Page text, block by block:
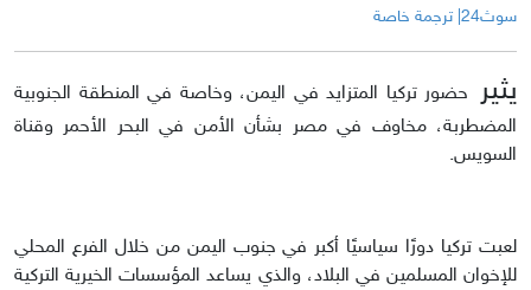
سوث24| ترجمة خاصة
يثير
حضور تركيا المتزايد في اليمن، وخاصة في المنطقة الجنوبية
المضطربة، مخاوف في مصر بشأن الأمن في البحر الأحمر وقناة
السويس.
لعبت تركيا دورًا سياسيًا أكبر في جنوب اليمن من خلال الفرع المحلي
للإخوان المسلمين في البلاد، والذي يساعد المؤسسات الخيرية التركية